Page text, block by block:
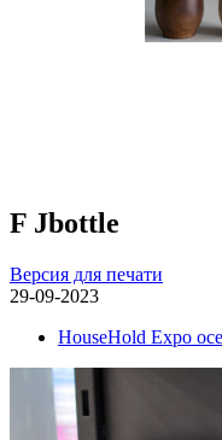
F Jbottle
Версия для печати
29-09-2023
HouseHold Expo